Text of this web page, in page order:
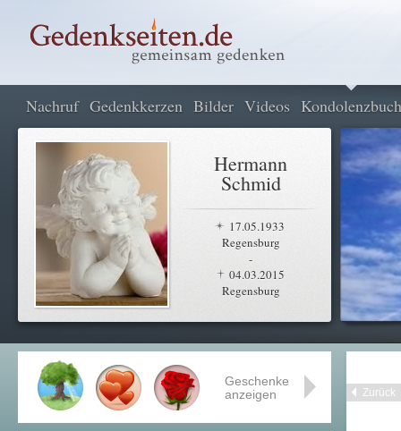
Nachruf Gedenkkerzen Bilder Videos Kondolenzbuch
Hermann
Schmid
17.05.1933
Regensburg
-
04.03.2015
Regensburg
Zurück
Geschenke
anzeigen